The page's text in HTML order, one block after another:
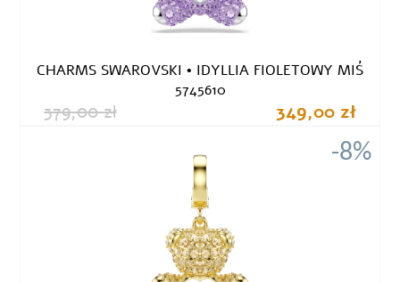
CHARMS SWAROVSKI • IDYLLIA FIOLETOWY MIŚ
5745610
379,00 zł 349,00 zł
-8%